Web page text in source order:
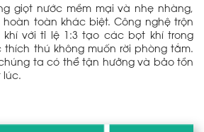
giọt nước mềm mại và nhẹ nhàng,
toàn khác biệt. Công nghệ trộn
với tỉ lệ 1:3 tạo các bọt khí trong
thú không muốn rời phòng tắm.
ta có thể tận hưởng và bảo tồn
lúc.